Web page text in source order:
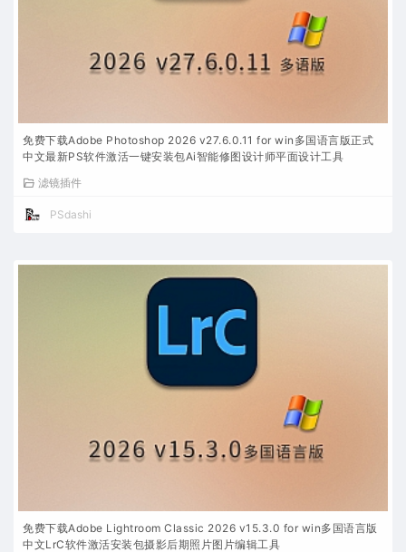
免费下载Adobe Photoshop 2026 v27.6.0.11 for win多国语言版正式
中文最新PS软件激活一键安装包Ai智能修图设计师平面设计工具
滤镜插件
PSdashi
免费下载Adobe Lightroom Classic 2026 v15.3.0 for win多国语言版
中文LrC软件激活安装包摄影后期照片图片编辑工具